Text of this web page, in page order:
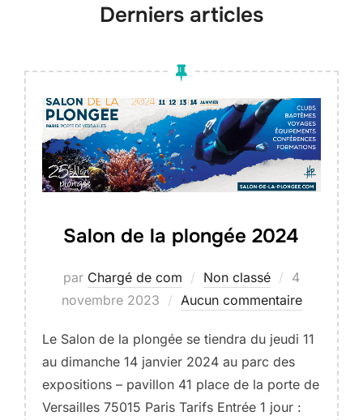
Derniers articles
Salon de la plongée 2024
par Chargé de com Non classé
Publié
le
4
novembre 2023
Aucun commentaire
Le Salon de la plongée se tiendra du jeudi 11
au dimanche 14 janvier 2024 au parc des
expositions – pavillon 41 place de la porte de
Versailles 75015 Paris Tarifs Entrée 1 jour :